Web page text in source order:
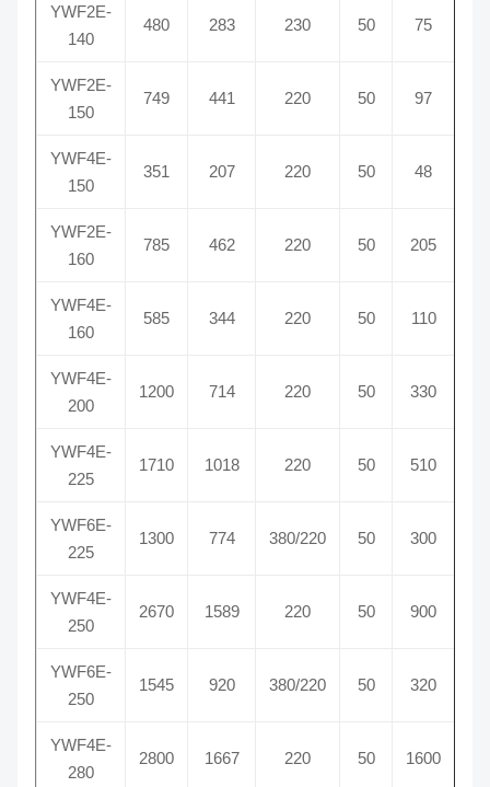
YWF2E-
140
480 283 230 50 75
YWF2E-
150
749 441 220 50 97
YWF4E-
150
351 207 220 50 48
YWF2E-
160
785 462 220 50 205
YWF4E-
160
585 344 220 50 110
YWF4E-
200
1200 714 220 50 330
YWF4E-
225
1710 1018 220 50 510
YWF6E-
225
1300 774 380/220 50 300
YWF4E-
250
2670 1589 220 50 900
YWF6E-
250
1545 920 380/220 50 320
YWF4E-
280
2800 1667 220 50 1600